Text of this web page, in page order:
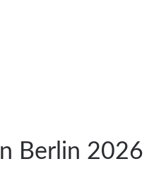
Berlin 2026